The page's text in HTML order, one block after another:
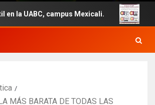
Mexicali. Un total de 29
MÁS BARATA DE TODAS LAS